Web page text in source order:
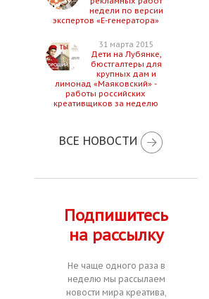
недели по версии
экспертов «Е-генератора»
31 марта 2015
Дети на Лубянке,
бюстгалтеры для
крупных дам и
лимонад «Маяковский» -
работы российских
креативщиков за неделю
ВСЕ НОВОСТИ
Подпишитесь
на рассылку
Не чаще одного раза в
неделю мы рассылаем
новости мира креатива,